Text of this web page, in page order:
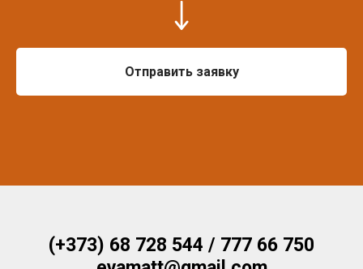
Отправить заявку
(+373) 68 728 544 / 777 66 750